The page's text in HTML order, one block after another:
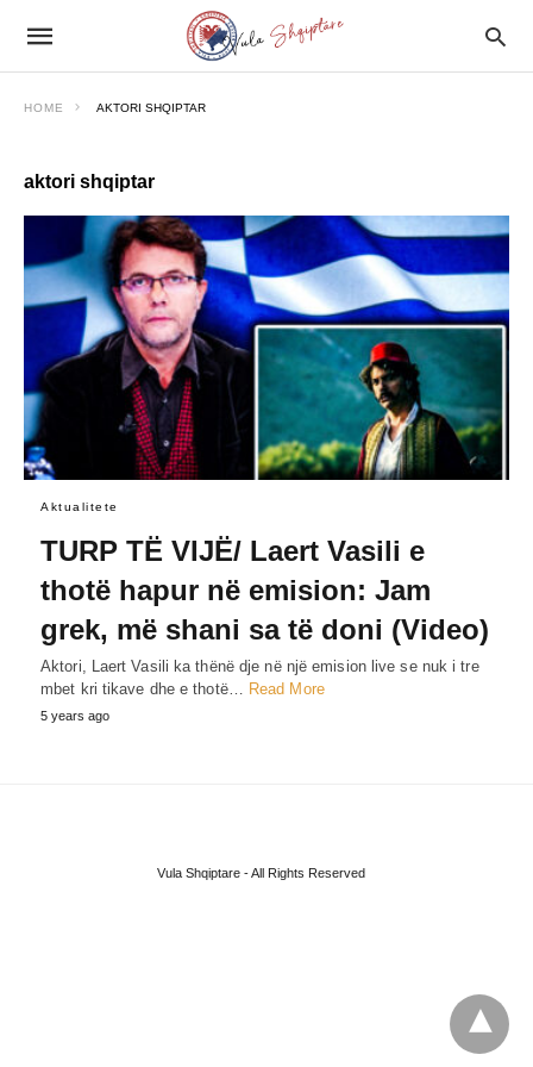
HOME AKTORI SHQIPTAR
aktori shqiptar
Aktualitete
TURP TË VIJË/ Laert Vasili e
thotë hapur në emision: Jam
grek, më shani sa të doni (Video)
Aktori, Laert Vasili ka thënë dje në një emision live se nuk i tre
mbet kri tikave dhe e thotë… Read More
5 years ago
Vula Shqiptare - All Rights Reserved